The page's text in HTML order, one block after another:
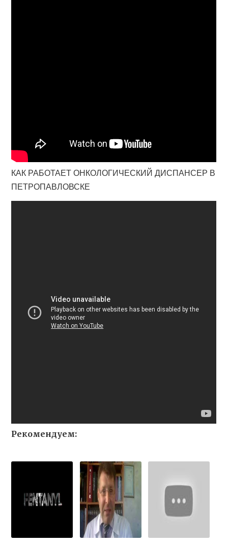
КАК РАБОТАЕТ ОНКОЛОГИЧЕСКИЙ ДИСПАНСЕР В
ПЕТРОПАВЛОВСКЕ
Рекомендуем: